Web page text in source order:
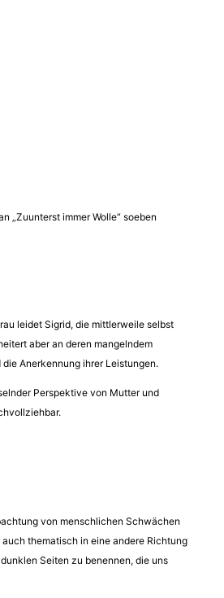
„Zuunterst immer Wolle“ soeben
leidet Sigrid, die mittlerweile selbst
aber an deren mangelndem
Anerkennung ihrer Leistungen.
Perspektive von Mutter und
von menschlichen Schwächen
thematisch in eine andere Richtung
Seiten zu benennen, die uns